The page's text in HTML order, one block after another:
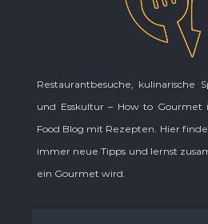
Restaurantbesuche, kulinarische
und Esskultur – How to
Food Blog mit Rezepten. Hier
immer neue Tipps und lernst
ein Gourmet wird.